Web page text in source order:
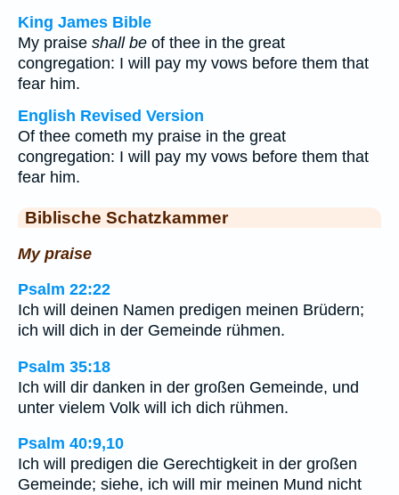
King James Bible
My praise shall be of thee in the great
congregation: I will pay my vows before them that
fear him.
English Revised Version
Of thee cometh my praise in the great
congregation: I will pay my vows before them that
fear him.
Biblische Schatzkammer
My praise
Psalm 22:22
Ich will deinen Namen predigen meinen Brüdern;
ich will dich in der Gemeinde rühmen.
Psalm 35:18
Ich will dir danken in der großen Gemeinde, und
unter vielem Volk will ich dich rühmen.
Psalm 40:9,10
Ich will predigen die Gerechtigkeit in der großen
Gemeinde; siehe, ich will mir meinen Mund nicht